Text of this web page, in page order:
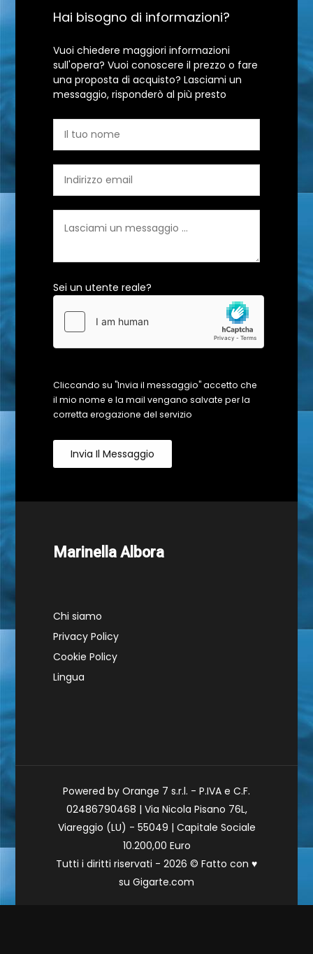
Hai bisogno di informazioni?
Vuoi chiedere maggiori informazioni
sull'opera? Vuoi conoscere il prezzo o fare
una proposta di acquisto? Lasciami un
messaggio, risponderò al più presto
Sei un utente reale?
Cliccando su "Invia il messaggio" accetto che
il mio nome e la mail vengano salvate per la
corretta erogazione del servizio
Invia Il Messaggio
Marinella Albora
Chi siamo
Privacy Policy
Cookie Policy
Lingua
Powered by Orange 7 s.r.l. - P.IVA e C.F.
02486790468 | Via Nicola Pisano 76L,
Viareggio (LU) - 55049 | Capitale Sociale
10.200,00 Euro
Tutti i diritti riservati - 2026 © Fatto con ♥
su Gigarte.com